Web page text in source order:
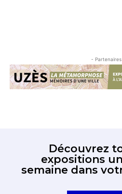
-
Découvrez
expositions
semaine dans